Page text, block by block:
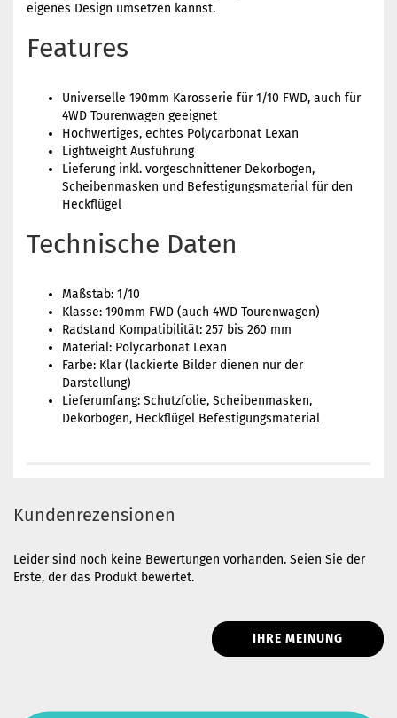
eigenes Design umsetzen kannst.
Features
Universelle 190mm Karosserie für 1/10 FWD, auch für
4WD Tourenwagen geeignet
Hochwertiges, echtes Polycarbonat Lexan
Lightweight Ausführung
Lieferung inkl. vorgeschnittener Dekorbogen,
Scheibenmasken und Befestigungsmaterial für den
Heckflügel
Technische Daten
Maßstab: 1/10
Klasse: 190mm FWD (auch 4WD Tourenwagen)
Radstand Kompatibilität: 257 bis 260 mm
Material: Polycarbonat Lexan
Farbe: Klar (lackierte Bilder dienen nur der
Darstellung)
Lieferumfang: Schutzfolie, Scheibenmasken,
Dekorbogen, Heckflügel Befestigungsmaterial
Kundenrezensionen
Leider sind noch keine Bewertungen vorhanden. Seien Sie der
Erste, der das Produkt bewertet.
IHRE MEINUNG